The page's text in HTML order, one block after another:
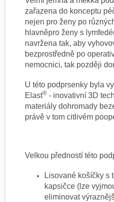
zařazena do konceptu
nejen pro ženy po
hlavněpro ženy s
navržena tak, aby
bezprostředně po
nemocnici, tak později
U této podprsenky byla
Elast® - inovativní 3D
materiály dohromady
právě v tom citlivém
Velkou předností této
Lisované košíčky s
kapsičce (lze
eliminovat